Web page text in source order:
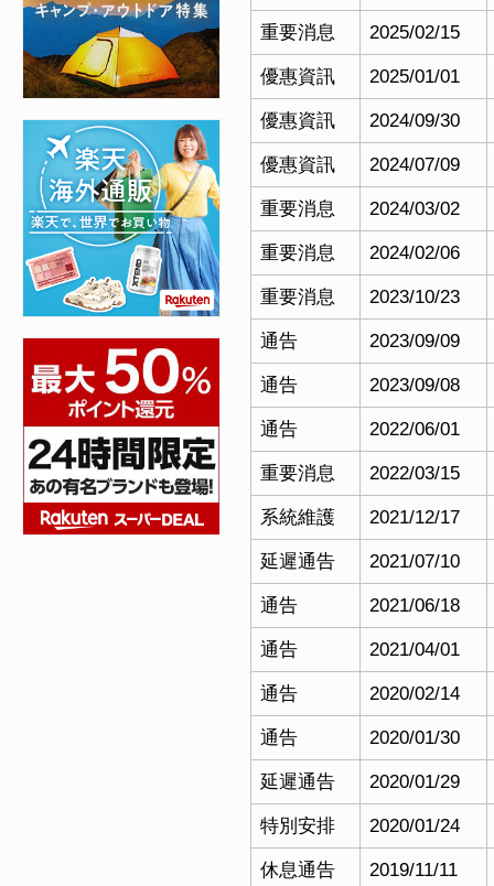
重要消息 2025/02/15
優惠資訊 2025/01/01
優惠資訊 2024/09/30
優惠資訊 2024/07/09
重要消息 2024/03/02
重要消息 2024/02/06
重要消息 2023/10/23
通告 2023/09/09
通告 2023/09/08
通告 2022/06/01
重要消息 2022/03/15
系統維護 2021/12/17
延遲通告 2021/07/10
通告 2021/06/18
通告 2021/04/01
通告 2020/02/14
通告 2020/01/30
延遲通告 2020/01/29
特別安排 2020/01/24
休息通告 2019/11/11